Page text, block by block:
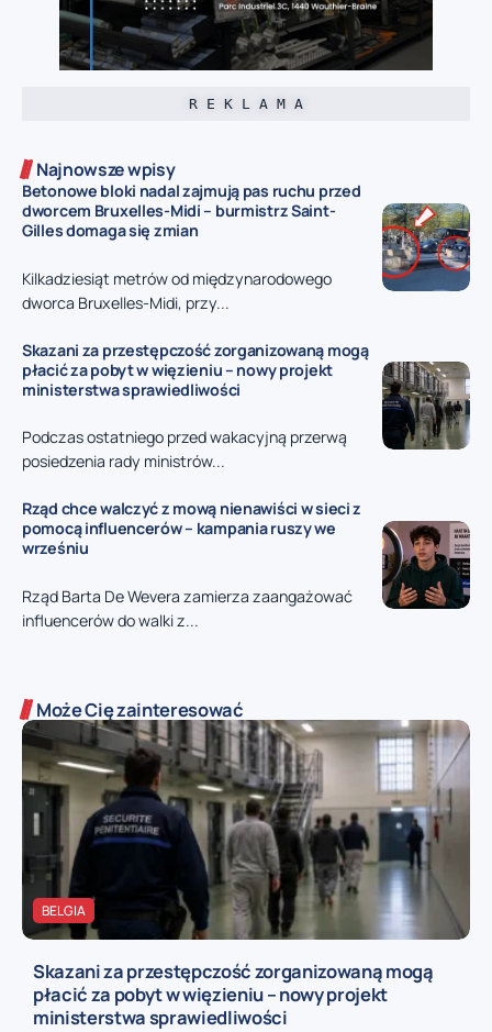
R E K L A M A
Najnowsze wpisy
Betonowe bloki nadal zajmują pas ruchu przed
dworcem Bruxelles-Midi – burmistrz Saint-
Gilles domaga się zmian
Kilkadziesiąt metrów od międzynarodowego
dworca Bruxelles-Midi, przy...
Skazani za przestępczość zorganizowaną mogą
płacić za pobyt w więzieniu – nowy projekt
ministerstwa sprawiedliwości
Podczas ostatniego przed wakacyjną przerwą
posiedzenia rady ministrów...
Rząd chce walczyć z mową nienawiści w sieci z
pomocą influencerów – kampania ruszy we
wrześniu
Rząd Barta De Wevera zamierza zaangażować
influencerów do walki z...
Może Cię zainteresować
BELGIA
Skazani za przestępczość zorganizowaną mogą
płacić za pobyt w więzieniu – nowy projekt
ministerstwa sprawiedliwości